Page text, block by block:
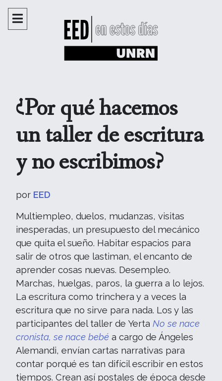
¿Por qué hacemos
un taller de escritura
y no escribimos?
por EED
Multiempleo, duelos, mudanzas, visitas
inesperadas, un presupuesto del mecánico
que quita el sueño. Habitar espacios para
salir de otros que lastiman, el encanto de
aprender cosas nuevas. Desempleo.
Marchas, huelgas, paros, la guerra a lo lejos.
La escritura como trinchera y a veces la
escritura que no sirve para nada. Los y las
participantes del taller de Yerta No se nace
cronista, se nace bebé a cargo de Ángeles
Alemandi, envían cartas narrativas para
contar porqué es tan difícil escribir en estos
tiempos. Crean así postales de época desde